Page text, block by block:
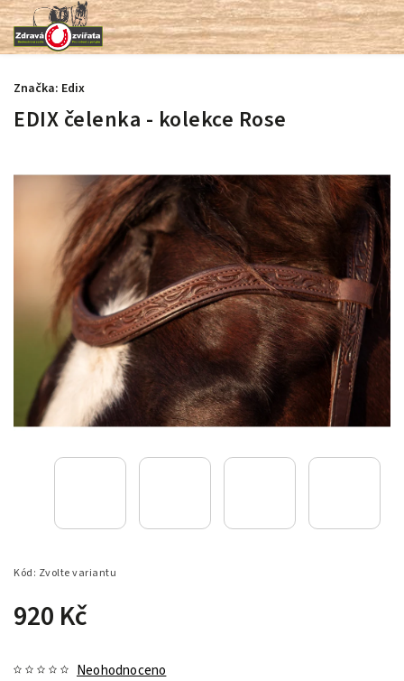
EDIX čelenka - kolekce Rose
Kód: Zvolte variantu
920 Kč
Neohodnoceno
Značka: Edix